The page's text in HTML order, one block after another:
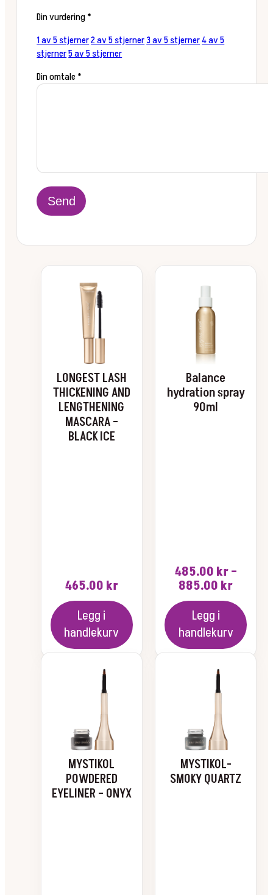
Din vurdering*
1 av 5 stjerner2 av 5 stjerner3 av 5 stjerner4 av 5
stjerner5 av 5 stjerner
Din omtale*
LONGEST LASH
THICKENING AND
LENGTHENING
MASCARA –
BLACK ICE
465.00 kr
Legg i
handlekurv
Balance
hydration spray
90ml
485.00 kr–
885.00 kr
til
Legg i
handlekurv
varianter.
Alternativene
velges
på
produktsiden
MYSTIKOL
POWDERED
EYELINER – ONYX
MYSTIKOL-
SMOKY QUARTZ